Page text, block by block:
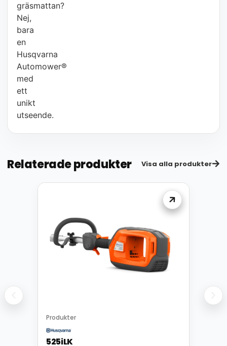
gräsmattan?
Nej,
bara
en
Husqvarna
Automower®
med
ett
unikt
utseende.
Relaterade produkter Visa alla produkter
Produkter
525iLK